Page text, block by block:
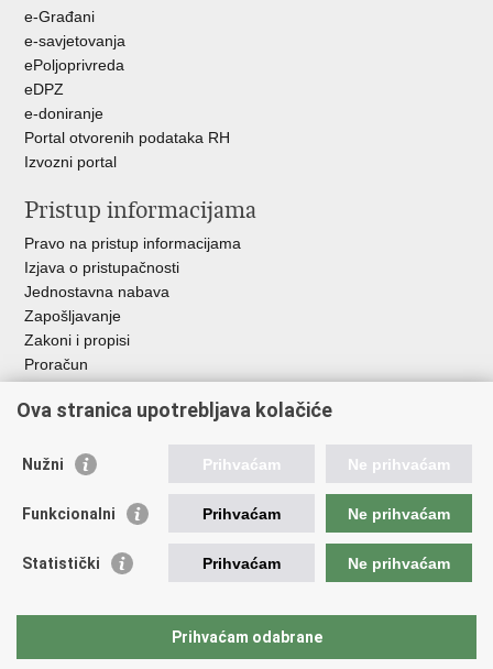
e-Građani
e-savjetovanja
ePoljoprivreda
eDPZ
e-doniranje
Portal otvorenih podataka RH
Izvozni portal
Pristup informacijama
Pravo na pristup informacijama
Izjava o pristupačnosti
Jednostavna nabava
Zapošljavanje
Zakoni i propisi
Proračun
RH
Važne poveznice
Hrvatska agencija za poljoprivredu i hranu
Agencija za plaćanja u poljoprivredi, ribarstvu i ruralnom
razvoju
Hrvatske šume
Pučka pravobraniteljica
Ova stranica upotrebljava kolačiće
Nužni Prihvaćam Ne prihvaćam
Funkcionalni Prihvaćam Ne prihvaćam
Statistički Prihvaćam Ne prihvaćam
Prihvaćam odabrane